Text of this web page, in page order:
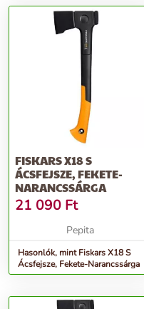
FISKARS X18 S
ÁCSFEJSZE, FEKETE-
NARANCSSÁRGA
21 090 Ft
Pepita
Hasonlók, mint Fiskars X18 S
Ácsfejsze, Fekete-Narancssárga